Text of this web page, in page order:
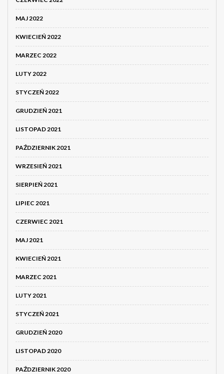
MAJ 2022
KWIECIEŃ 2022
MARZEC 2022
LUTY 2022
STYCZEŃ 2022
GRUDZIEŃ 2021
LISTOPAD 2021
PAŹDZIERNIK 2021
WRZESIEŃ 2021
SIERPIEŃ 2021
LIPIEC 2021
CZERWIEC 2021
MAJ 2021
KWIECIEŃ 2021
MARZEC 2021
LUTY 2021
STYCZEŃ 2021
GRUDZIEŃ 2020
LISTOPAD 2020
PAŹDZIERNIK 2020